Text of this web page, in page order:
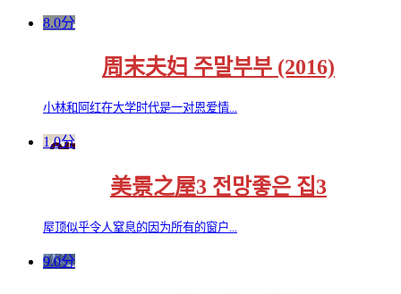
8.0分
周末夫妇 주말부부 (2016)
小林和阿红在大学时代是一对恩爱情...
1.0分
美景之屋3 전망좋은 집3
屋顶似乎令人窒息的因为所有的窗户...
9.0分